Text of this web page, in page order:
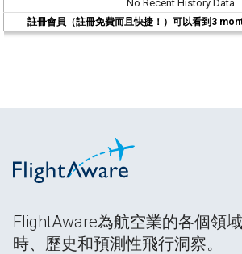
No Recent History Data
註冊會員（註冊免費而且快捷！）可以看到3
FlightAware為航空業的各個領
時、歷史和預測性飛行洞察。